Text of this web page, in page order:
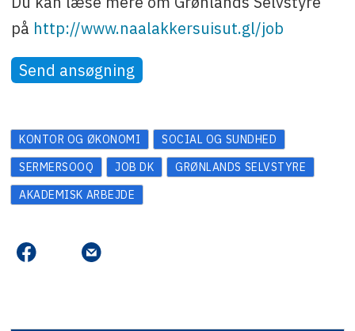
på http://www.naalakkersuisut.gl/job
Send ansøgning
KONTOR OG ØKONOMI
SOCIAL OG SUNDHED
SERMERSOOQ
JOB DK
GRØNLANDS SELVSTYRE
AKADEMISK ARBEJDE